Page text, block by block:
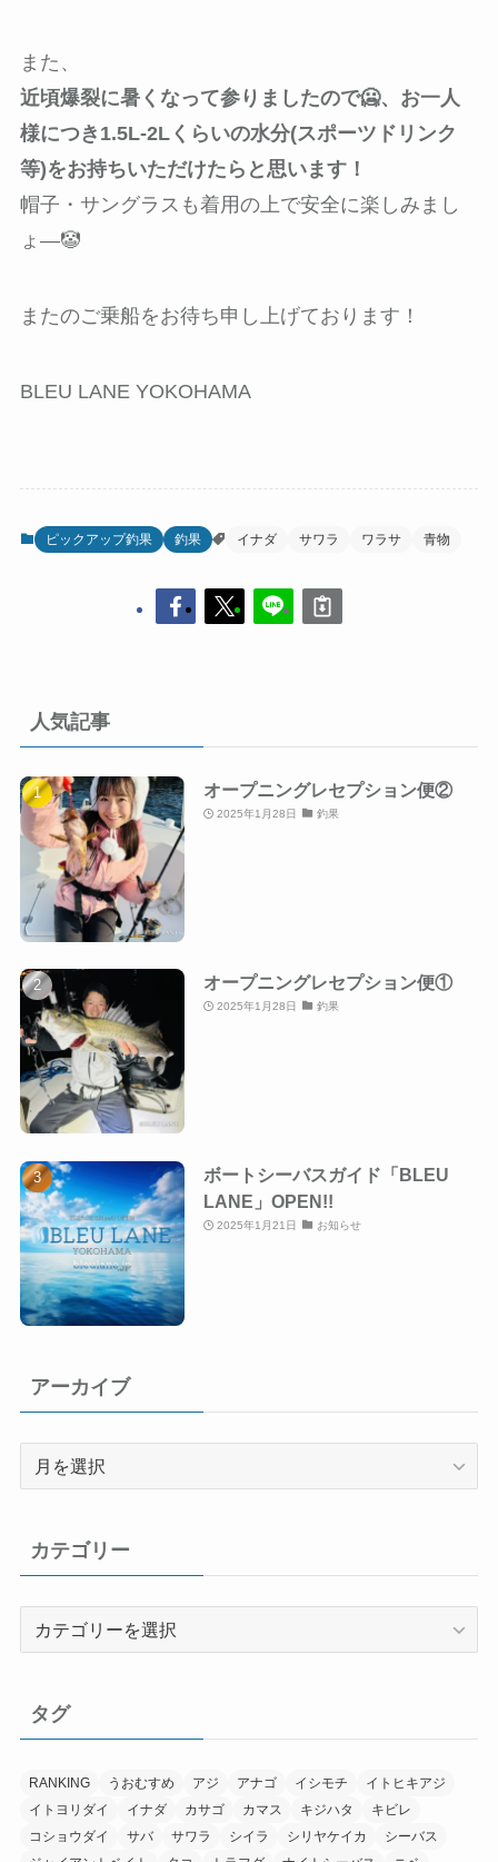
また、
近頃爆裂に暑くなって参りましたので🥶、お一人
様につき1.5L-2Lくらいの水分(スポーツドリンク
等)をお持ちいただけたらと思います！
帽子・サングラスも着用の上で安全に楽しみまし
ょ―🤡
またのご乗船をお待ち申し上げております！
BLEU LANE YOKOHAMA
ピックアップ釣果 釣果 イナダ サワラ ワラサ 青物
人気記事
オープニングレセプション便②
2025年1月28日 釣果
オープニングレセプション便①
2025年1月28日 釣果
ボートシーバスガイド「BLEU
LANE」OPEN!!
2025年1月21日 お知らせ
アーカイブ
ブ
カテゴリー
ー
タグ
RANKING うおむすめ アジ アナゴ イシモチ
イトヒキアジ
イトヨリダイ
イナダ カサゴ カマス キジハタ
キビレ
コショウダイ
サバ サワラ シイラ シリヤケイカ
シーバス